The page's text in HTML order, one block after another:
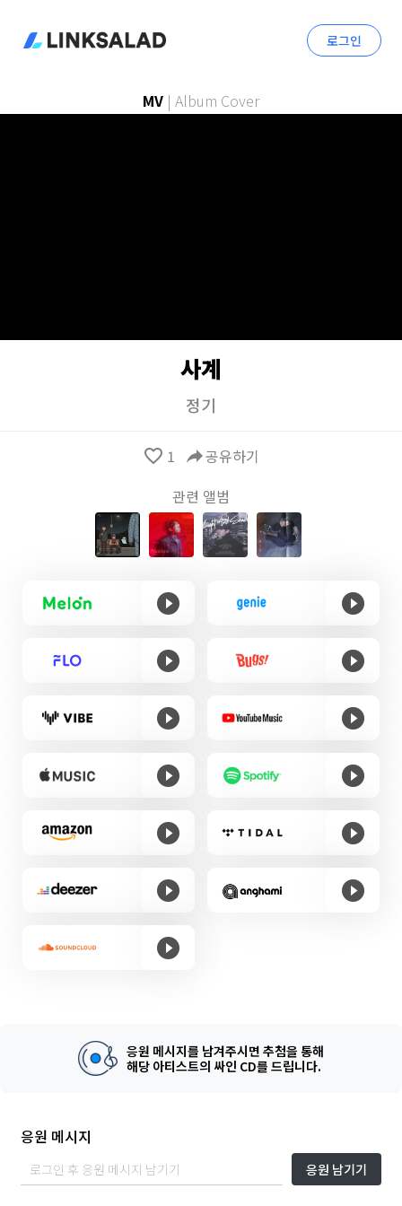
로그인
MV | Album Cover
사계
정기
favorite_border 1 reply공유하기
관련 앨범
응원 메시지를 남겨주시면 추첨을 통해
해당 아티스트의 싸인 CD를 드립니다.
응원 메시지
응원 남기기